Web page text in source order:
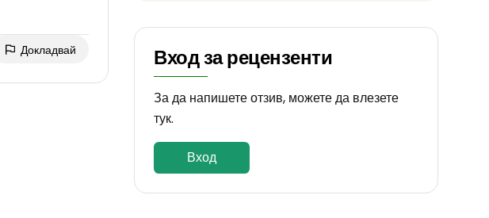
Докладвай Вход за рецензенти
За да напишете отзив, можете да влезете
тук.
Вход